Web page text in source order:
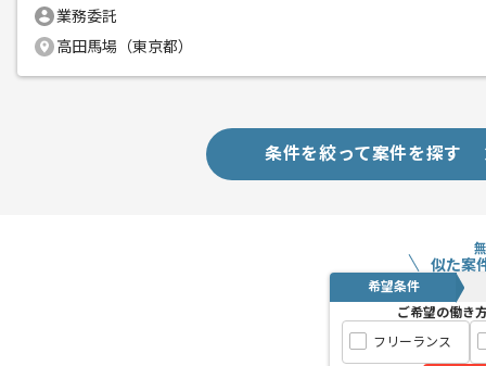
業務委託
高田馬場（東京都）
条件を絞って案件を探す
似た案
希望条件
ご希望の働き
フリーランス